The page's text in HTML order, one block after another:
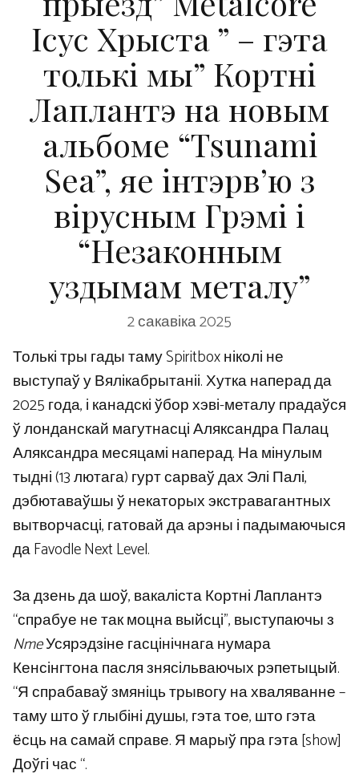
Ісус Хрыста ” – гэта
толькі мы” Кортні
Лаплантэ на новым
альбоме “Tsunami
Sea”, яе інтэрв’ю з
вірусным Грэмі і
“Незаконным
уздымам металу”
2 сакавіка 2025
Толькі тры гады таму Spiritbox ніколі не
выступаў у Вялікабрытаніі. Хутка наперад да
2025 года, і канадскі ўбор хэві-металу прадаўся
ў лонданскай магутнасці Аляксандра Палац
Аляксандра месяцамі наперад. На мінулым
тыдні (13 лютага) гурт сарваў дах Элі Палі,
дэбютаваўшы ў некаторых экстравагантных
вытворчасці, гатовай да арэны і падымаючыся
да Favodle Next Level.
За дзень да шоў, вакаліста Кортні Лаплантэ
“спрабуе не так моцна выйсці”, выступаючы з
NmeУсярэдзіне гасцінічнага нумара
Кенсінгтона пасля знясільваючых рэпетыцый.
“Я спрабаваў змяніць трывогу на хваляванне –
таму што ў глыбіні душы, гэта тое, што гэта
ёсць на самай справе. Я марыў пра гэта [show]
Доўгі час “.